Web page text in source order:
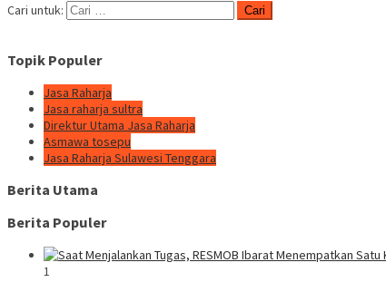
Cari untuk:
Topik Populer
Jasa Raharja
Jasa raharja sultra
Direktur Utama Jasa Raharja
Asmawa tosepu
Jasa Raharja Sulawesi Tenggara
Berita Utama
Berita Populer
1